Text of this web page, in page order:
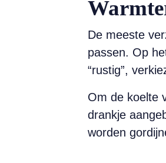
De meeste
passen. Op
“rustig”,
Om de koelte
drankje
worden